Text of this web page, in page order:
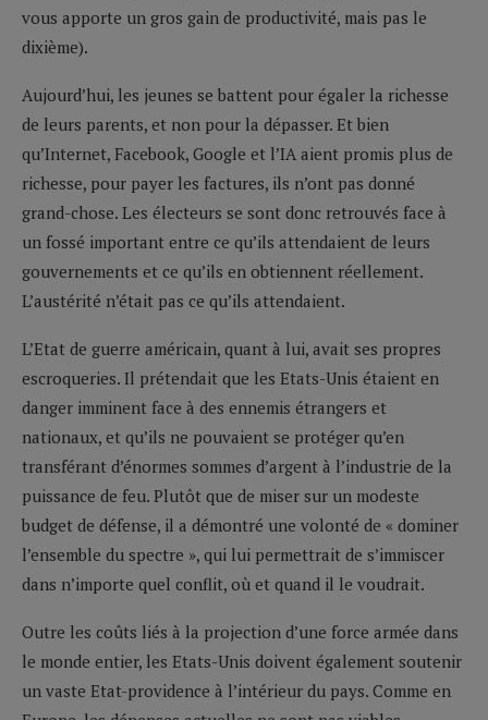
vous apporte un gros gain de productivité, mais pas le
dixième).
Aujourd’hui, les jeunes se battent pour égaler la richesse
de leurs parents, et non pour la dépasser. Et bien
qu’Internet, Facebook, Google et l’IA aient promis plus de
richesse, pour payer les factures, ils n’ont pas donné
grand-chose. Les électeurs se sont donc retrouvés face à
un fossé important entre ce qu’ils attendaient de leurs
gouvernements et ce qu’ils en obtiennent réellement.
L’austérité n’était pas ce qu’ils attendaient.
L’Etat de guerre américain, quant à lui, avait ses propres
escroqueries. Il prétendait que les Etats-Unis étaient en
danger imminent face à des ennemis étrangers et
nationaux, et qu’ils ne pouvaient se protéger qu’en
transférant d’énormes sommes d’argent à l’industrie de la
puissance de feu. Plutôt que de miser sur un modeste
budget de défense, il a démontré une volonté de « dominer
l’ensemble du spectre », qui lui permettrait de s’immiscer
dans n’importe quel conflit, où et quand il le voudrait.
Outre les coûts liés à la projection d’une force armée dans
le monde entier, les Etats-Unis doivent également soutenir
un vaste Etat-providence à l’intérieur du pays. Comme en